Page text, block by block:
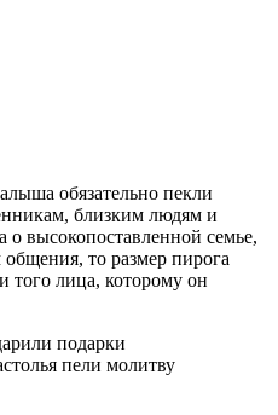
обязательно пекли
близким людям и
о высокопоставленной семье,
то размер пирога
того лица, которому он
подарки
пели молитву